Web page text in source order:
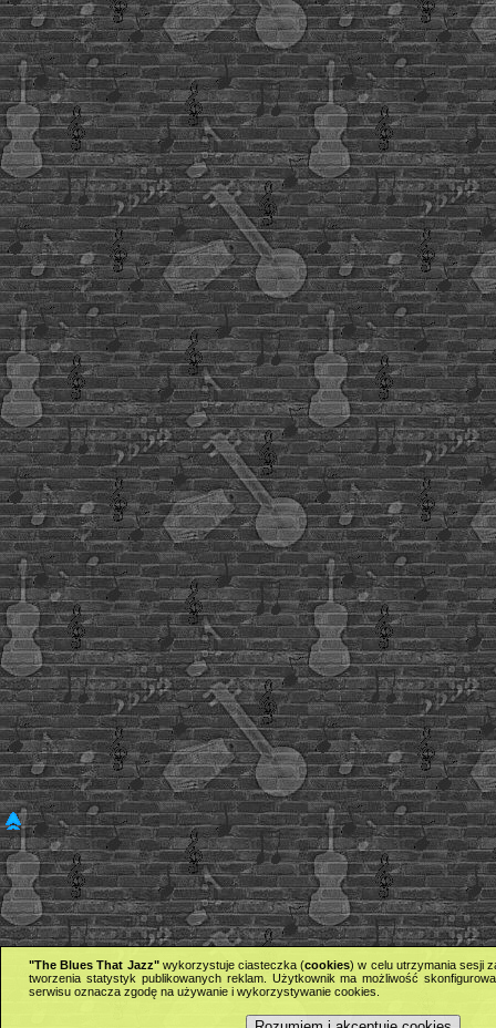
"The Blues That Jazz"wykorzystuje ciasteczka (cookies) w celu utrzymania sesji
tworzenia statystyk publikowanych reklam. Użytkownik ma możliwość
serwisu oznacza zgodę na używanie i wykorzystywanie cookies.